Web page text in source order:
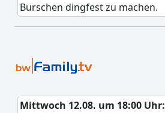
Burschen dingfest zu machen.
Mittwoch 12.08. um 18:00 Uhr: